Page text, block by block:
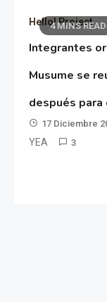
4 MINS READ
Hello! Project
Integrantes
Musume se
después
17 Diciembre
YEA
3